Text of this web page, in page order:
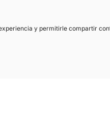
y permitirle compartir